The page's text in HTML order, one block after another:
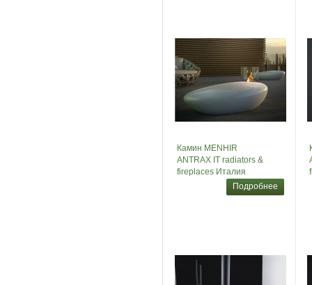
Камин MENHIR
ANTRAX IT radiators &
fireplaces Италия
Подробнее